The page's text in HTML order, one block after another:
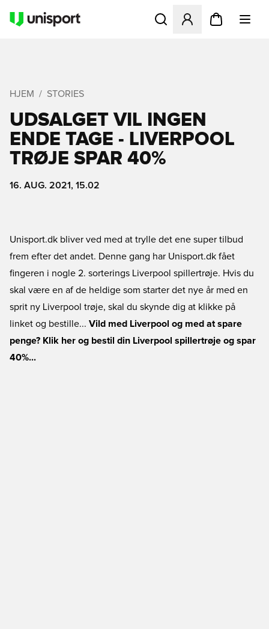
Åbner en Modal til at
HJEM STORIES
UDSALGET VIL INGEN
ENDE TAGE - LIVERPOOL
TRØJE SPAR 40%
16. AUG. 2021, 15.02
Unisport.dk bliver ved med at trylle det ene super tilbud
frem efter det andet. Denne gang har Unisport.dk fået
fingeren i nogle 2. sorterings Liverpool spillertrøje. Hvis du
skal være en af de heldige som starter det nye år med en
sprit ny Liverpool trøje, skal du skynde dig at klikke på
linket og bestille... Vild med Liverpool og med at spare
penge? Klik her og bestil din Liverpool spillertrøje og spar
40%...